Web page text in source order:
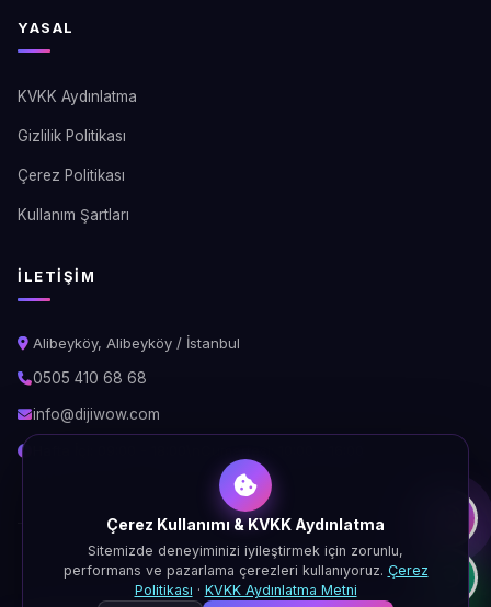
YASAL
KVKK Aydınlatma
Gizlilik Politikası
Çerez Politikası
Kullanım Şartları
İLETIŞIM
Alibeyköy, Alibeyköy / İstanbul
0505 410 68 68
info@dijiwow.com
© 2026 DijiWOW. Tüm hakları saklıdır.
KVKK
GizlilikÇerez Şartlar
Çerez Kullanımı & KVKK Aydınlatma
Sitemizde deneyiminizi iyileştirmek için zorunlu,
performans ve pazarlama çerezleri kullanıyoruz. Çerez
Politikası · KVKK Aydınlatma Metni